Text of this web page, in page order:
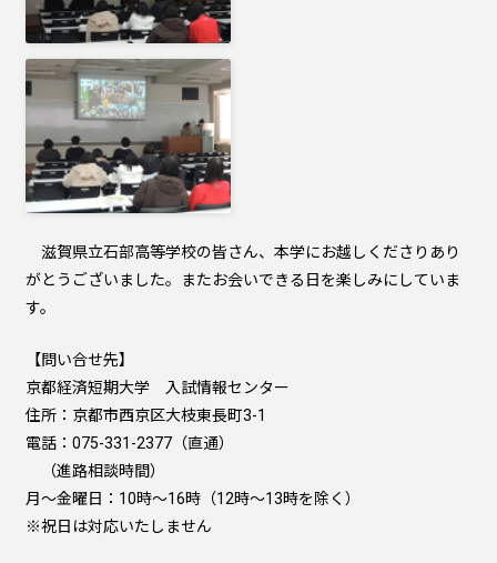
滋賀県立石部高等学校の皆さん、本学にお越しくださりあり
がとうございました。またお会いできる日を楽しみにしていま
す。
【問い合せ先】
京都経済短期大学 入試情報センター
住所：京都市西京区大枝東長町3-1
電話：075-331-2377（直通）
（進路相談時間）
月～金曜日：10時～16時（12時～13時を除く）
※祝日は対応いたしません